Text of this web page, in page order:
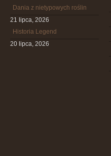
Dania z nietypowych roślin
21 lipca, 2026
Historia Legend
20 lipca, 2026